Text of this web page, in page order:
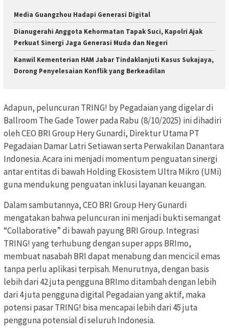
Media Guangzhou Hadapi Generasi Digital
Dianugerahi Anggota Kehormatan Tapak Suci, Kapolri Ajak
Perkuat Sinergi Jaga Generasi Muda dan Negeri
Kanwil Kementerian HAM Jabar Tindaklanjuti Kasus Sukajaya,
Dorong Penyelesaian Konflik yang Berkeadilan
Adapun, peluncuran TRING! by Pegadaian yang digelar di
Ballroom The Gade Tower pada Rabu (8/10/2025) ini dihadiri
oleh CEO BRI Group Hery Gunardi, Direktur Utama PT
Pegadaian Damar Latri Setiawan serta Perwakilan Danantara
Indonesia. Acara ini menjadi momentum penguatan sinergi
antar entitas di bawah Holding Ekosistem Ultra Mikro (UMi)
guna mendukung penguatan inklusi layanan keuangan.
Dalam sambutannya, CEO BRI Group Hery Gunardi
mengatakan bahwa peluncuran ini menjadi bukti semangat
“Collaborative” di bawah payung BRI Group. Integrasi
TRING! yang terhubung dengan super apps BRImo,
membuat nasabah BRI dapat menabung dan mencicil emas
tanpa perlu aplikasi terpisah. Menurutnya, dengan basis
lebih dari 42 juta pengguna BRImo ditambah dengan lebih
dari 4 juta pengguna digital Pegadaian yang aktif, maka
potensi pasar TRING! bisa mencapai lebih dari 45 juta
pengguna potensial di seluruh Indonesia.